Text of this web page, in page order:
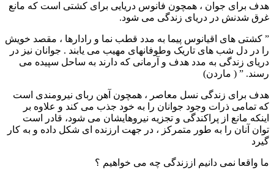
هدف برای جوان ، همچون فانوس دریایی برای کشتی است که مانع
غرق شدنش در دریای زندگی می شود.
” کشتی های اقیانوس پیما به مدد قطب نما و رادارها ، مقصد خویش
را در دل شب ‎های تاریک وطوفانهای مهیب می یابند . جوانان نیز در
دریای زندگی به مدد هدف و آرمانی که دارند به ساحل سپیده می
رسند. ” ( ماردن)
هدف برای زندگی نسل معاصر ، همچون آهن ربای نیرومندی است
که تمامی ذرات وجود جوانان را به خود جذب می کند و علاوه بر
اینکه مانع از پراکندگی و تجزیه نیروهایشان می شود، قادر است
توان آنان را به طور متمرکز ، در جهت ارزنده ای شکل داده و به کار
گیرد
ما واقعا نمی دانیم اززندگی چه می خواهیم ؟